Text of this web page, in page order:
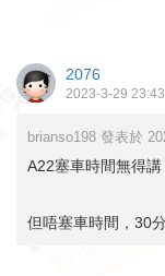
2076
2023-3-29 23:43
brianso198 發表於
A22塞車時間無得
但唔塞車時間，30